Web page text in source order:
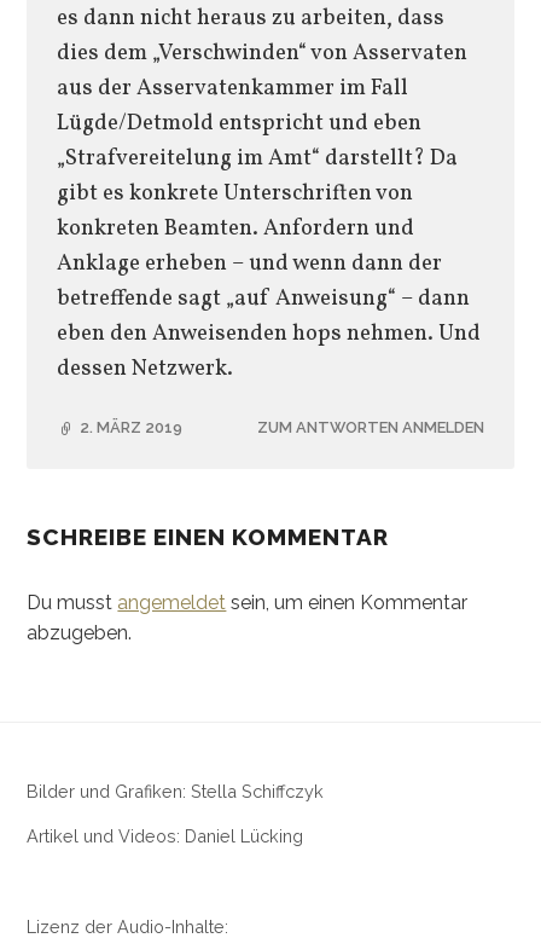
es dann nicht heraus zu arbeiten, dass
dies dem „Verschwinden“ von Asservaten
aus der Asservatenkammer im Fall
Lügde/Detmold entspricht und eben
„Strafvereitelung im Amt“ darstellt? Da
gibt es konkrete Unterschriften von
konkreten Beamten. Anfordern und
Anklage erheben – und wenn dann der
betreffende sagt „auf Anweisung“ – dann
eben den Anweisenden hops nehmen. Und
dessen Netzwerk.
2. MÄRZ 2019 ZUM ANTWORTEN ANMELDEN
SCHREIBE EINEN KOMMENTAR
Du musst angemeldet sein, um einen Kommentar
abzugeben.
Bilder und Grafiken: Stella Schiffczyk
Artikel und Videos: Daniel Lücking
Lizenz der Audio-Inhalte: